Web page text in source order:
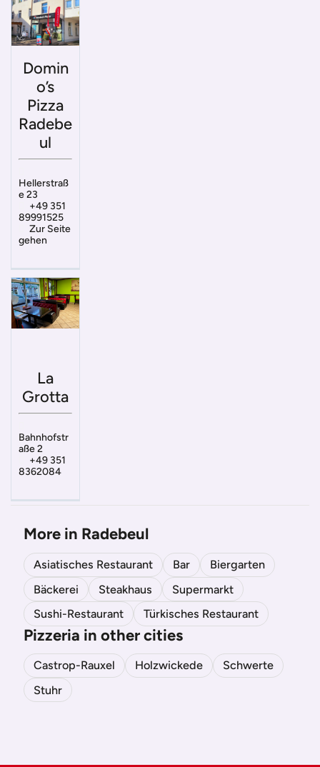
Domin
o’s
Pizza
Radebe
ul
Hellerstraß
e 23
+49 351
89991525
Zur Seite
gehen
La
Grotta
Bahnhofstr
aße 2
+49 351
8362084
More in Radebeul
Asiatisches Restaurant Bar
Biergarten
Bäckerei
Steakhaus
Supermarkt
Sushi-Restaurant
Türkisches Restaurant
Pizzeria in other cities
Castrop-Rauxel Holzwickede
Schwerte
Stuhr